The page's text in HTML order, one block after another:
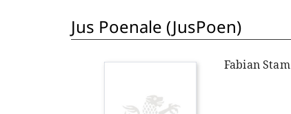
Jus Poenale (JusPoen)
Fabian Stam